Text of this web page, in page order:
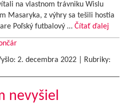
na vlastnom trávniku Wislu
Masaryka, z výhry sa tešili hostia
Poľský futbalový … Čítať ďalej
2. decembra 2022
Rubriky:
nevyšiel